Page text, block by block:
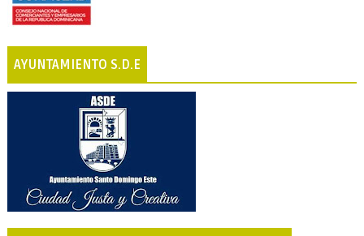
AYUNTAMIENTO S.D.E